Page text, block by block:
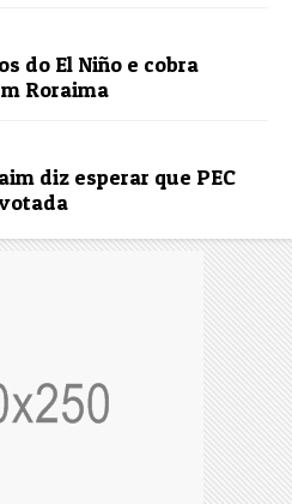
do El Niño e cobra
Roraima
diz esperar que PEC